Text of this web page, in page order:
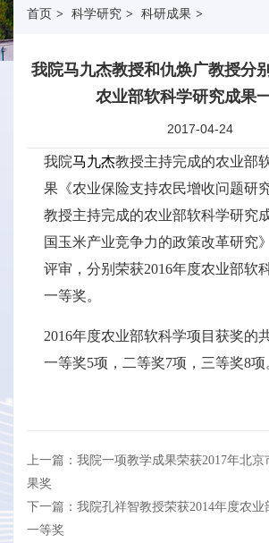
首页 > 科学研究 > 科研成果 >
我院马九杰教授和仇焕广教授分
农业部软科学研究成果
2017-04-24
我院马九杰教授主持完成的农业部
果《农业保险支持农民增收问题研
教授主持完成的农业部软科学研究
国玉米产业竞争力的政策改革研究
评审，分别荣获2016年度农业部软
一等奖。
2016年度农业部软科学项目获奖的
一等奖5项，二等奖7项，三等奖8项
上一篇：我院一项教学成果荣获2017年北
果奖
下一篇：我院孔祥智教授荣获2014年度农业
一等奖